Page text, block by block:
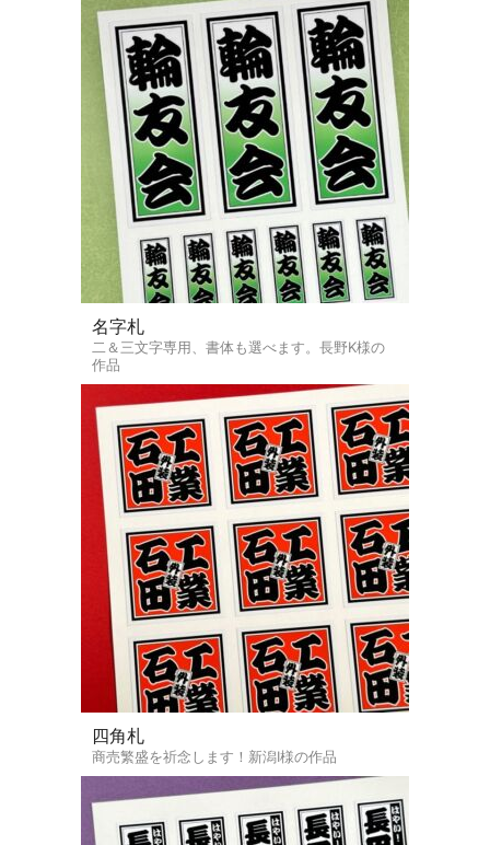
名字札
二＆三文字専用、書体も選べます。長野K様の
作品
四角札
商売繁盛を祈念します！新潟I様の作品